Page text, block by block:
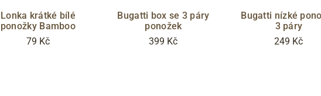
Lonka krátké bílé
ponožky Bamboo
79 Kč
Bugatti box se 3 páry
ponožek
399 Kč
Bugatti nízké
3 páry
249 Kč